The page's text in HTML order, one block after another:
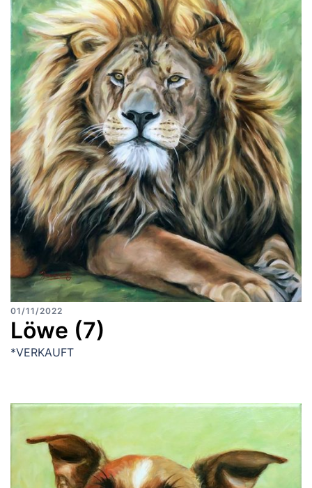
01/11/2022
Löwe (7)
*VERKAUFT